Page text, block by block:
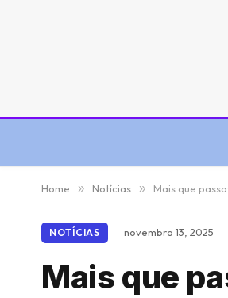
Home » Notícias » Mais que
NOTÍCIAS novembro 13, 2025
Mais que